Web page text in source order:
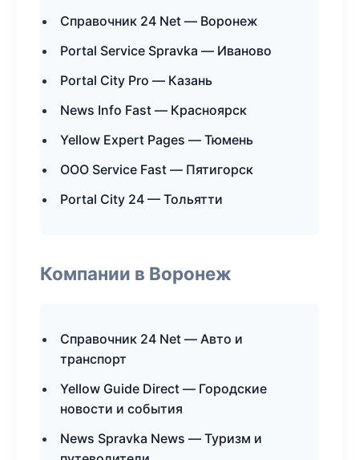
Справочник 24 Net — Воронеж
Portal Service Spravka — Иваново
Portal City Pro — Казань
News Info Fast — Красноярск
Yellow Expert Pages — Тюмень
ООО Service Fast — Пятигорск
Portal City 24 — Тольятти
Компании в Воронеж
Справочник 24 Net — Авто и
транспорт
Yellow Guide Direct — Городские
новости и события
News Spravka News — Туризм и